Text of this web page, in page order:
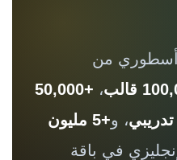
،
+50,000
، و
+5 مليون
في باقة